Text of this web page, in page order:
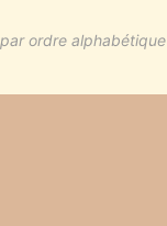
ordre alphabétique